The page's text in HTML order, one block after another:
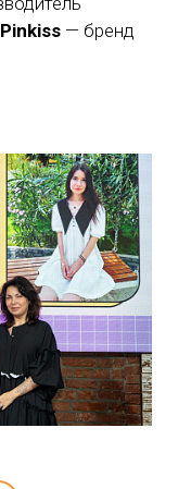
Pinkiss — бренд